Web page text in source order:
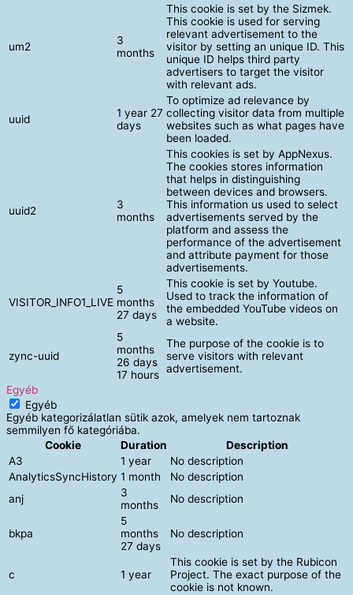
um2
3
months
This cookie is set by the Sizmek.
This cookie is used for serving
relevant advertisement to the
visitor by setting an unique ID. This
unique ID helps third party
advertisers to target the visitor
with relevant ads.
uuid
1 year 27
days
To optimize ad relevance by
collecting visitor data from multiple
websites such as what pages have
been loaded.
uuid2
3
months
This cookies is set by AppNexus.
The cookies stores information
that helps in distinguishing
between devices and browsers.
This information us used to select
advertisements served by the
platform and assess the
performance of the advertisement
and attribute payment for those
advertisements.
VISITOR_INFO1_LIVE
5
months
27 days
This cookie is set by Youtube.
Used to track the information of
the embedded YouTube videos on
a website.
zync-uuid
5
months
26 days
17 hours
The purpose of the cookie is to
serve visitors with relevant
advertisement.
Egyéb
Egyéb
Egyéb kategorizálatlan sütik azok, amelyek nem tartoznak
semmilyen fő kategóriába.
Cookie
Duration
Description
A3
1 year
No description
AnalyticsSyncHistory 1 month
No description
anj
3
months
No description
bkpa
5
months
27 days
No description
c 1 year
This cookie is set by the Rubicon
Project. The exact purpose of the
cookie is not known.